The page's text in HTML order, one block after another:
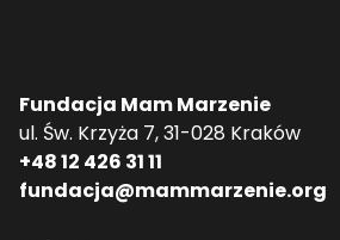
Fundacja Mam Marzenie
ul. Św. Krzyża 7, 31-028 Kraków
+48 12 426 31 11
fundacja@mammarzenie.org